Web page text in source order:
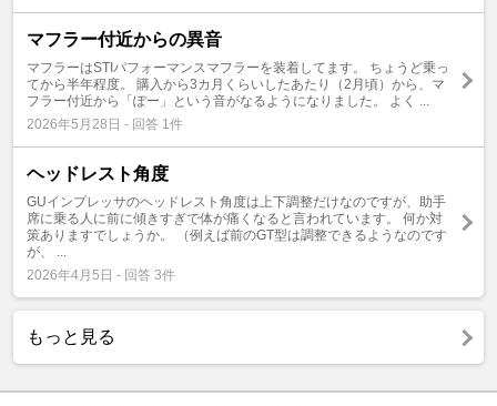
マフラー付近からの異音
マフラーはSTIパフォーマンスマフラーを装着してます。 ちょうど乗っ
てから半年程度。 購入から3カ月くらいしたあたり（2月頃）から、マ
フラー付近から「ぽー」という音がなるようになりました。 よく ...
2026年5月28日 - 回答 1件
ヘッドレスト角度
GUインプレッサのヘッドレスト角度は上下調整だけなのですが、助手
席に乗る人に前に傾きすぎで体が痛くなると言われています。 何か対
策ありますでしょうか。 （例えば前のGT型は調整できるようなのです
が、 ...
2026年4月5日 - 回答 3件
もっと見る